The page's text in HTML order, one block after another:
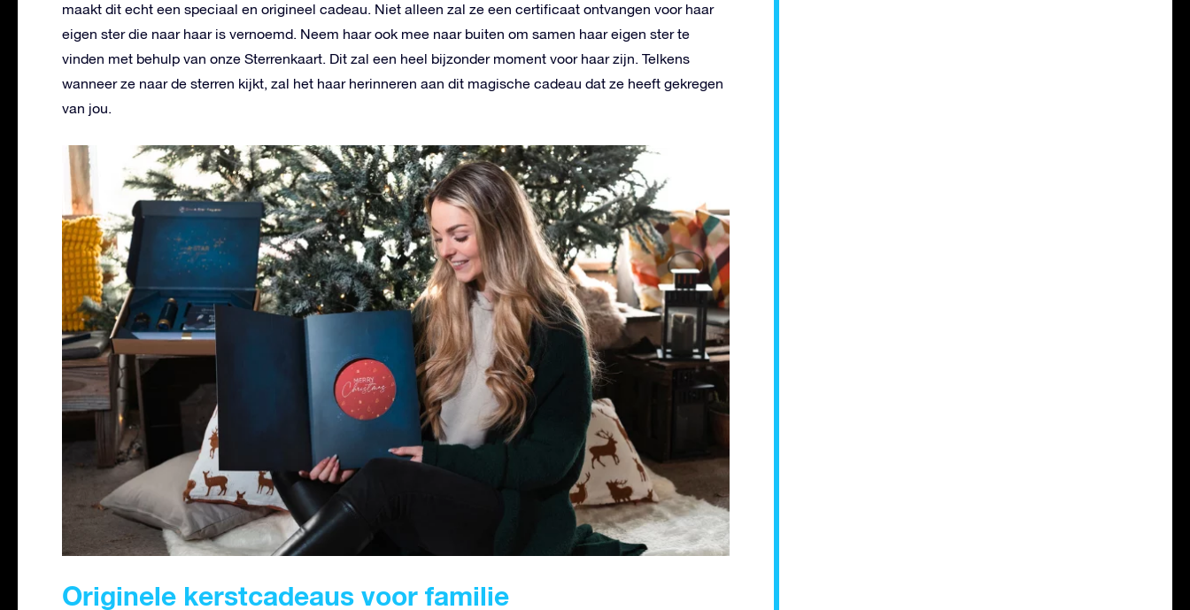
maakt dit echt een speciaal en origineel cadeau. Niet alleen zal ze een certificaat ontvangen voor haar
eigen ster die naar haar is vernoemd. Neem haar ook mee naar buiten om samen haar eigen ster te
vinden met behulp van onze Sterrenkaart. Dit zal een heel bijzonder moment voor haar zijn. Telkens
wanneer ze naar de sterren kijkt, zal het haar herinneren aan dit magische cadeau dat ze heeft gekregen
van jou.
Originele kerstcadeaus voor familie